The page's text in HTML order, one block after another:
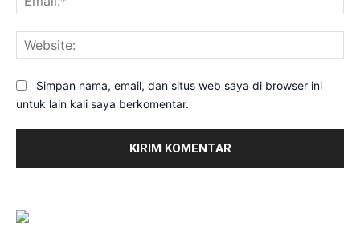
Simpan nama, email, dan situs web saya di browser ini
untuk lain kali saya berkomentar.